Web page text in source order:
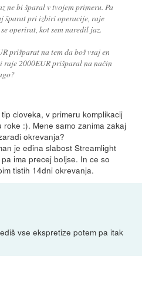
ne bi šparal v tvojem primeru. Pa
šparat pri izbiri operacije, raje
operirat, kot sem naredil jaz.
prišparat na tem da boš vsaj en
raje 2000EUR prišparal na način
cloveka, v primeru komplikacij
:). Mene samo zanima zakaj
okrevanja?
je edina slabost Streamlight
ima precej boljse. In ce so
tistih 14dni okrevanja.
vse ekspretize potem pa itak